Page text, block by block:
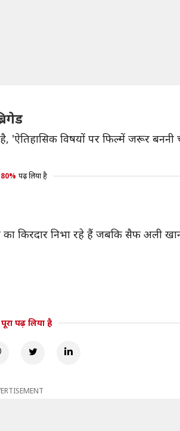
'ऐतिहासिक विषयों पर फिल्में जरूर
80% पढ़ लिया है
किरदार निभा रहे हैं जबकि सैफ अली
पढ़ लिया है